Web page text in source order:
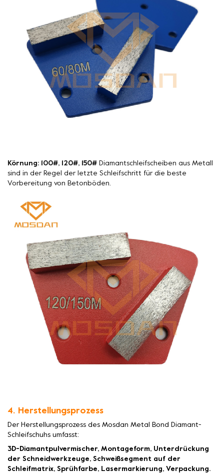
Körnung: 100#, 120#, 150#
Diamantschleifscheiben aus Metall
sind in der Regel der letzte Schleifschritt für die beste
Vorbereitung von Betonböden.
4. Herstellungsprozess
Der Herstellungsprozess des Mosdan Metal Bond Diamant-
Schleifschuhs umfasst:
3D-Diamantpulvermischer, Montageform, Unterdrückung
der Schneidwerkzeuge, Schweißsegment auf der
Schleifmatrix, Sprühfarbe, Lasermarkierung, Verpackung.